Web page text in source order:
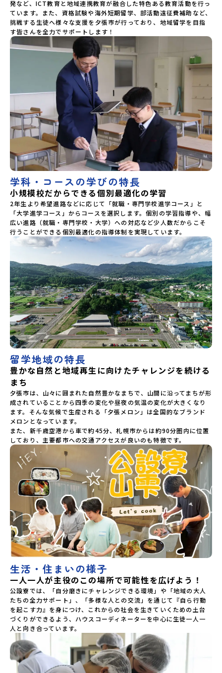
発など、ICT教育と地域連携教育が融合した特色ある教育活動を行っ
ています。また、資格試験や海外短期留学、部活動遠征費補助など、
挑戦する生徒へ様々な支援を夕張市が行っており、地域留学を目指
す皆さんを全力でサポートします！
学科・コースの学びの特長
小規模校だからできる個別最適化の学習
2年生より希望進路などに応じて「就職・専門学校進学コース」と
「大学進学コース」からコースを選択します。個別の学習指導や、幅
広い進路（就職・専門学校・大学）への対応など少人数だからこそ
行うことができる個別最適化の指導体制を実現しています。
留学地域の特長
豊かな自然と地域再生に向けたチャレンジを続ける
まち
夕張市は、山々に囲まれた自然豊かなまちで、山間に沿ってまちが形
成されていることから四季の変化や昼夜の気温の変化が大きくなり
ます。そんな気候で生産される「夕張メロン」は全国的なブランド
メロンとなっています。
また、新千歳空港から車で約45分、札幌市からは約90分圏内に位置
しており、主要都市への交通アクセスが良いのも特徴です。
生活・住まいの様子
一人一人が主役のこの場所で可能性を広げよう！
公設寮では、「自分磨きにチャレンジできる環境」や「地域の大人
たちの全力サポート」、「多様な人との交流」を通じて『自ら行動
を起こす力』を身につけ、これからの社会を生きていくための土台
づくりができるよう、ハウスコーディネーターを中心に生徒一人一
人と向き合っています。